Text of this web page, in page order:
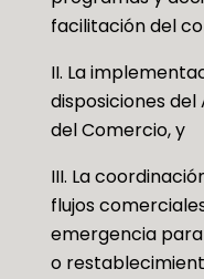
facilitación del
II. La
disposiciones
del Comercio, y
III. La
flujos
emergencia
o